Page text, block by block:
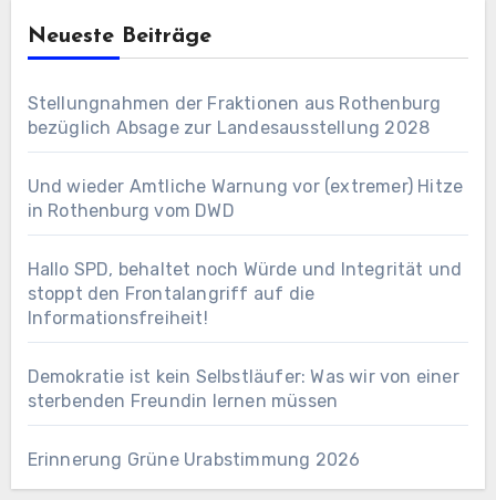
Neueste Beiträge
Stellungnahmen der Fraktionen aus Rothenburg
bezüglich Absage zur Landesausstellung 2028
Und wieder Amtliche Warnung vor (extremer) Hitze
in Rothenburg vom DWD
Hallo SPD, behaltet noch Würde und Integrität und
stoppt den Frontalangriff auf die
Informationsfreiheit!
Demokratie ist kein Selbstläufer: Was wir von einer
sterbenden Freundin lernen müssen
Erinnerung Grüne Urabstimmung 2026